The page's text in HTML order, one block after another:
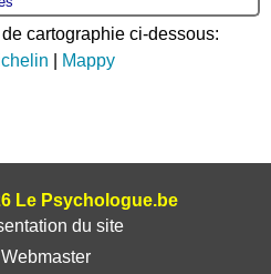
cartographie ci-dessous:
Mappy
Le Psychologue.be
du site
Webmaster